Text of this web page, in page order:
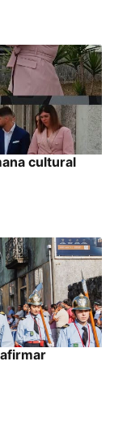
cultural